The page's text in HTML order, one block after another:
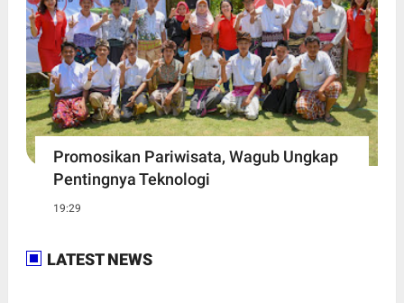
Promosikan Pariwisata, Wagub Ungkap
Pentingnya Teknologi
19:29
LATEST NEWS